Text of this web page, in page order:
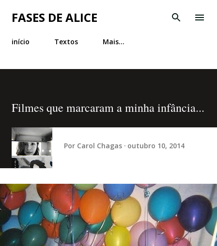
Pular para o conteúdo principal
FASES DE ALICE
início Textos Mais…
Filmes que marcaram a minha infância...
Por Carol Chagas outubro 10, 2014